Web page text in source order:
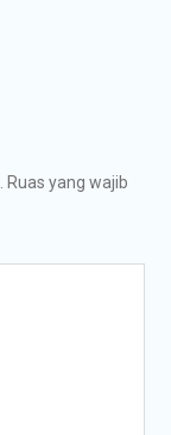
Ruas yang wajib